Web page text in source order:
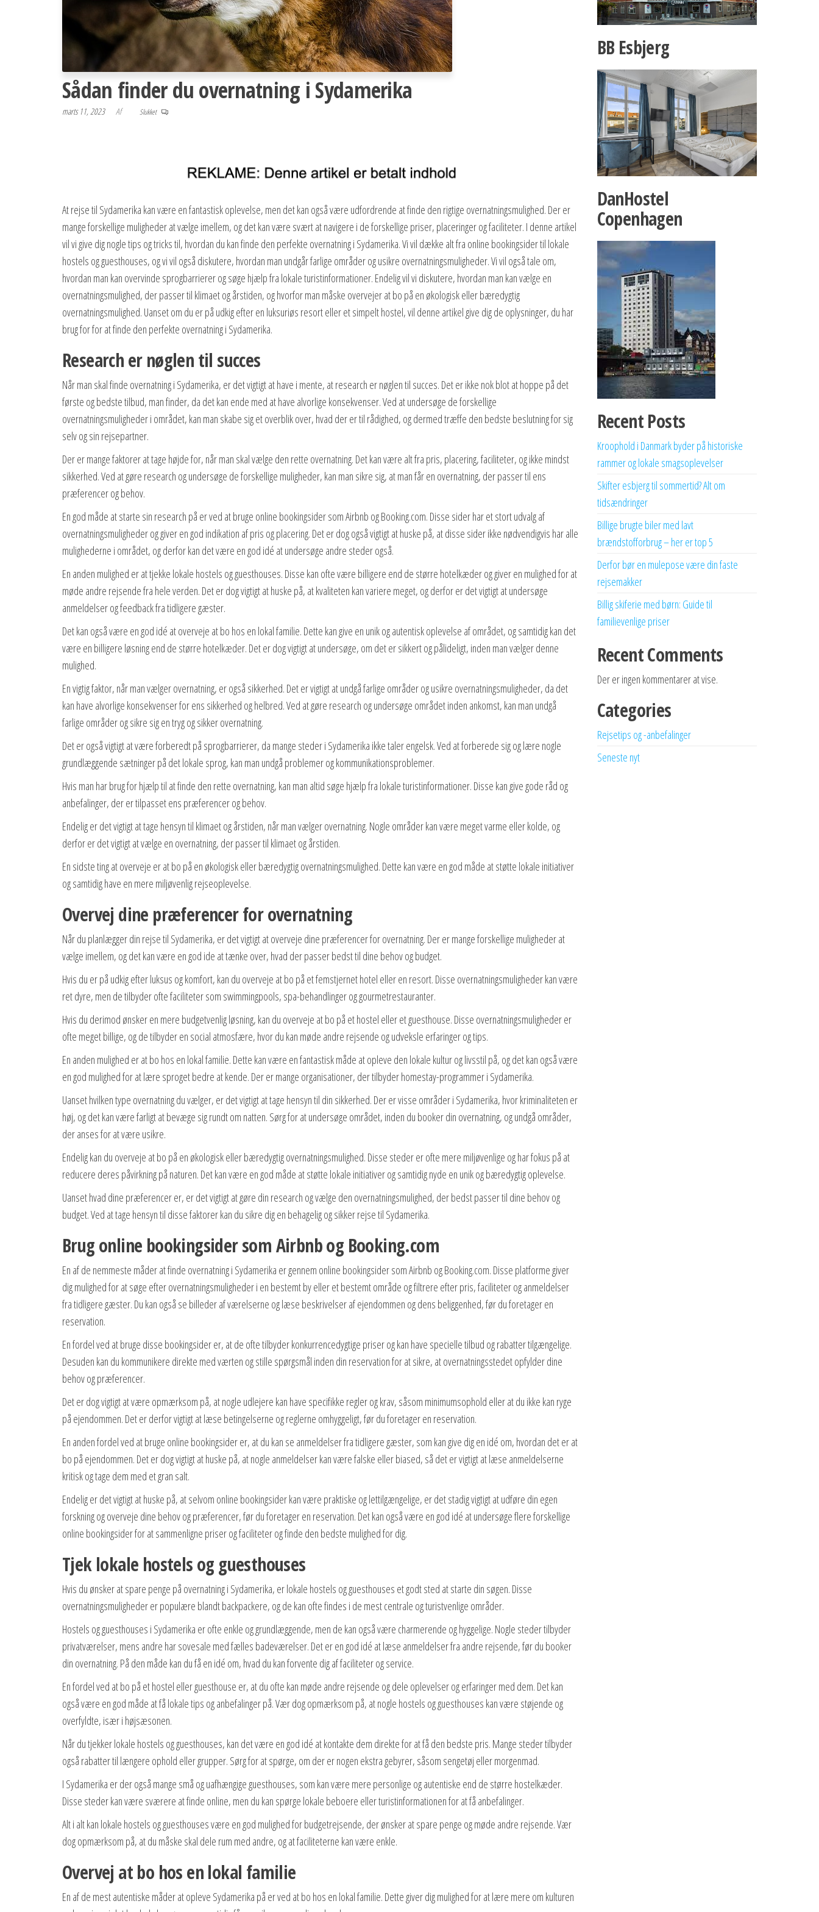
Sådan finder du overnatning i Sydamerika
marts 11, 2023 Af Slukket
At rejse til Sydamerika kan være en fantastisk oplevelse, men det kan også være udfordrende at finde den rigtige overnatningsmulighed. Der er
mange forskellige muligheder at vælge imellem, og det kan være svært at navigere i de forskellige priser, placeringer og faciliteter. I denne artikel
vil vi give dig nogle tips og tricks til, hvordan du kan finde den perfekte overnatning i Sydamerika. Vi vil dække alt fra online bookingsider til lokale
hostels og guesthouses, og vi vil også diskutere, hvordan man undgår farlige områder og usikre overnatningsmuligheder. Vi vil også tale om,
hvordan man kan overvinde sprogbarrierer og søge hjælp fra lokale turistinformationer. Endelig vil vi diskutere, hvordan man kan vælge en
overnatningsmulighed, der passer til klimaet og årstiden, og hvorfor man måske overvejer at bo på en økologisk eller bæredygtig
overnatningsmulighed. Uanset om du er på udkig efter en luksuriøs resort eller et simpelt hostel, vil denne artikel give dig de oplysninger, du har
brug for for at finde den perfekte overnatning i Sydamerika.
Research er nøglen til succes
Når man skal finde overnatning i Sydamerika, er det vigtigt at have i mente, at research er nøglen til succes. Det er ikke nok blot at hoppe på det
første og bedste tilbud, man finder, da det kan ende med at have alvorlige konsekvenser. Ved at undersøge de forskellige
overnatningsmuligheder i området, kan man skabe sig et overblik over, hvad der er til rådighed, og dermed træffe den bedste beslutning for sig
selv og sin rejsepartner.
Der er mange faktorer at tage højde for, når man skal vælge den rette overnatning. Det kan være alt fra pris, placering, faciliteter, og ikke mindst
sikkerhed. Ved at gøre research og undersøge de forskellige muligheder, kan man sikre sig, at man får en overnatning, der passer til ens
præferencer og behov.
En god måde at starte sin research på er ved at bruge online bookingsider som Airbnb og Booking.com. Disse sider har et stort udvalg af
overnatningsmuligheder og giver en god indikation af pris og placering. Det er dog også vigtigt at huske på, at disse sider ikke nødvendigvis har alle
mulighederne i området, og derfor kan det være en god idé at undersøge andre steder også.
En anden mulighed er at tjekke lokale hostels og guesthouses. Disse kan ofte være billigere end de større hotelkæder og giver en mulighed for at
møde andre rejsende fra hele verden. Det er dog vigtigt at huske på, at kvaliteten kan variere meget, og derfor er det vigtigt at undersøge
anmeldelser og feedback fra tidligere gæster.
Det kan også være en god idé at overveje at bo hos en lokal familie. Dette kan give en unik og autentisk oplevelse af området, og samtidig kan det
være en billigere løsning end de større hotelkæder. Det er dog vigtigt at undersøge, om det er sikkert og pålideligt, inden man vælger denne
mulighed.
En vigtig faktor, når man vælger overnatning, er også sikkerhed. Det er vigtigt at undgå farlige områder og usikre overnatningsmuligheder, da det
kan have alvorlige konsekvenser for ens sikkerhed og helbred. Ved at gøre research og undersøge området inden ankomst, kan man undgå
farlige områder og sikre sig en tryg og sikker overnatning.
Det er også vigtigt at være forberedt på sprogbarrierer, da mange steder i Sydamerika ikke taler engelsk. Ved at forberede sig og lære nogle
grundlæggende sætninger på det lokale sprog, kan man undgå problemer og kommunikationsproblemer.
Hvis man har brug for hjælp til at finde den rette overnatning, kan man altid søge hjælp fra lokale turistinformationer. Disse kan give gode råd og
anbefalinger, der er tilpasset ens præferencer og behov.
Endelig er det vigtigt at tage hensyn til klimaet og årstiden, når man vælger overnatning. Nogle områder kan være meget varme eller kolde, og
derfor er det vigtigt at vælge en overnatning, der passer til klimaet og årstiden.
En sidste ting at overveje er at bo på en økologisk eller bæredygtig overnatningsmulighed. Dette kan være en god måde at støtte lokale initiativer
og samtidig have en mere miljøvenlig rejseoplevelse.
Overvej dine præferencer for overnatning
Når du planlægger din rejse til Sydamerika, er det vigtigt at overveje dine præferencer for overnatning. Der er mange forskellige muligheder at
vælge imellem, og det kan være en god ide at tænke over, hvad der passer bedst til dine behov og budget.
Hvis du er på udkig efter luksus og komfort, kan du overveje at bo på et femstjernet hotel eller en resort. Disse overnatningsmuligheder kan være
ret dyre, men de tilbyder ofte faciliteter som swimmingpools, spa-behandlinger og gourmetrestauranter.
Hvis du derimod ønsker en mere budgetvenlig løsning, kan du overveje at bo på et hostel eller et guesthouse. Disse overnatningsmuligheder er
ofte meget billige, og de tilbyder en social atmosfære, hvor du kan møde andre rejsende og udveksle erfaringer og tips.
En anden mulighed er at bo hos en lokal familie. Dette kan være en fantastisk måde at opleve den lokale kultur og livsstil på, og det kan også være
en god mulighed for at lære sproget bedre at kende. Der er mange organisationer, der tilbyder homestay-programmer i Sydamerika.
Uanset hvilken type overnatning du vælger, er det vigtigt at tage hensyn til din sikkerhed. Der er visse områder i Sydamerika, hvor kriminaliteten er
høj, og det kan være farligt at bevæge sig rundt om natten. Sørg for at undersøge området, inden du booker din overnatning, og undgå områder,
der anses for at være usikre.
Endelig kan du overveje at bo på en økologisk eller bæredygtig overnatningsmulighed. Disse steder er ofte mere miljøvenlige og har fokus på at
reducere deres påvirkning på naturen. Det kan være en god måde at støtte lokale initiativer og samtidig nyde en unik og bæredygtig oplevelse.
Uanset hvad dine præferencer er, er det vigtigt at gøre din research og vælge den overnatningsmulighed, der bedst passer til dine behov og
budget. Ved at tage hensyn til disse faktorer kan du sikre dig en behagelig og sikker rejse til Sydamerika.
Brug online bookingsider som Airbnb og Booking.com
En af de nemmeste måder at finde overnatning i Sydamerika er gennem online bookingsider som Airbnb og Booking.com. Disse platforme giver
dig mulighed for at søge efter overnatningsmuligheder i en bestemt by eller et bestemt område og filtrere efter pris, faciliteter og anmeldelser
fra tidligere gæster. Du kan også se billeder af værelserne og læse beskrivelser af ejendommen og dens beliggenhed, før du foretager en
reservation.
En fordel ved at bruge disse bookingsider er, at de ofte tilbyder konkurrencedygtige priser og kan have specielle tilbud og rabatter tilgængelige.
Desuden kan du kommunikere direkte med værten og stille spørgsmål inden din reservation for at sikre, at overnatningsstedet opfylder dine
behov og præferencer.
Det er dog vigtigt at være opmærksom på, at nogle udlejere kan have specifikke regler og krav, såsom minimumsophold eller at du ikke kan ryge
på ejendommen. Det er derfor vigtigt at læse betingelserne og reglerne omhyggeligt, før du foretager en reservation.
En anden fordel ved at bruge online bookingsider er, at du kan se anmeldelser fra tidligere gæster, som kan give dig en idé om, hvordan det er at
bo på ejendommen. Det er dog vigtigt at huske på, at nogle anmeldelser kan være falske eller biased, så det er vigtigt at læse anmeldelserne
kritisk og tage dem med et gran salt.
Endelig er det vigtigt at huske på, at selvom online bookingsider kan være praktiske og lettilgængelige, er det stadig vigtigt at udføre din egen
forskning og overveje dine behov og præferencer, før du foretager en reservation. Det kan også være en god idé at undersøge flere forskellige
online bookingsider for at sammenligne priser og faciliteter og finde den bedste mulighed for dig.
Tjek lokale hostels og guesthouses
Hvis du ønsker at spare penge på overnatning i Sydamerika, er lokale hostels og guesthouses et godt sted at starte din søgen. Disse
overnatningsmuligheder er populære blandt backpackere, og de kan ofte findes i de mest centrale og turistvenlige områder.
Hostels og guesthouses i Sydamerika er ofte enkle og grundlæggende, men de kan også være charmerende og hyggelige. Nogle steder tilbyder
privatværelser, mens andre har sovesale med fælles badeværelser. Det er en god idé at læse anmeldelser fra andre rejsende, før du booker
din overnatning. På den måde kan du få en idé om, hvad du kan forvente dig af faciliteter og service.
En fordel ved at bo på et hostel eller guesthouse er, at du ofte kan møde andre rejsende og dele oplevelser og erfaringer med dem. Det kan
også være en god måde at få lokale tips og anbefalinger på. Vær dog opmærksom på, at nogle hostels og guesthouses kan være støjende og
overfyldte, især i højsæsonen.
Når du tjekker lokale hostels og guesthouses, kan det være en god idé at kontakte dem direkte for at få den bedste pris. Mange steder tilbyder
også rabatter til længere ophold eller grupper. Sørg for at spørge, om der er nogen ekstra gebyrer, såsom sengetøj eller morgenmad.
I Sydamerika er der også mange små og uafhængige guesthouses, som kan være mere personlige og autentiske end de større hostelkæder.
Disse steder kan være sværere at finde online, men du kan spørge lokale beboere eller turistinformationen for at få anbefalinger.
Alt i alt kan lokale hostels og guesthouses være en god mulighed for budgetrejsende, der ønsker at spare penge og møde andre rejsende. Vær
dog opmærksom på, at du måske skal dele rum med andre, og at faciliteterne kan være enkle.
Overvej at bo hos en lokal familie
En af de mest autentiske måder at opleve Sydamerika på er ved at bo hos en lokal familie. Dette giver dig mulighed for at lære mere om kulturen
BB Esbjerg
DanHostel
Copenhagen
Recent Posts
Kroophold i Danmark byder på historiske
rammer og lokale smagsoplevelser
Skifter esbjerg til sommertid? Alt om
tidsændringer
Billige brugte biler med lavt
brændstofforbrug – her er top 5
Derfor bør en mulepose være din faste
rejsemakker
Billig skiferie med børn: Guide til
familievenlige priser
Recent Comments
Der er ingen kommentarer at vise.
Categories
Rejsetips og -anbefalinger
Seneste nyt